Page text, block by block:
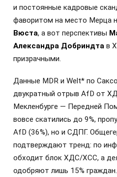
и постоянные кадровые
фаворитом на место Мерца
Вюста, а вот перспективы
Александра Добриндта в
призрачными.
Данные MDR и Welt* по
двукратный отрыв AfD от
Мекленбурге — Передней
вовсе скатились до 9%,
AfD (36%), но и СДПГ.
подтверждают тренд: по
обходит блок ХДС/ХСС, а
одобряют лишь 15%